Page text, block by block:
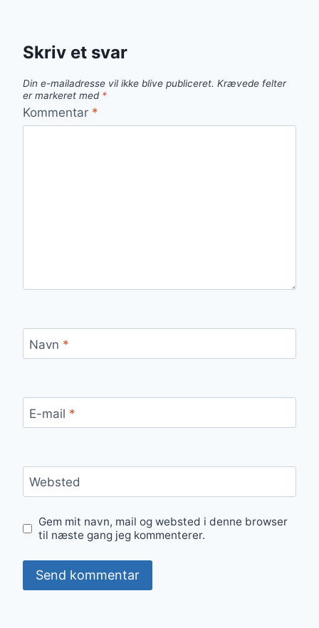
Skriv et svar
Din e-mailadresse vil ikke blive publiceret. Krævede felter
er markeret med *
Kommentar *
Navn *
E-mail *
Websted
Gem mit navn, mail og websted i denne browser
til næste gang jeg kommenterer.